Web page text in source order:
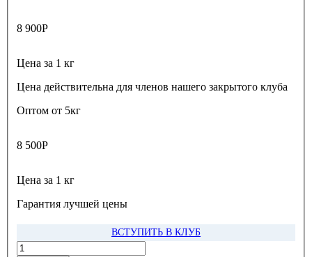
8 900Р
Цена за 1 кг
Цена действительна для членов нашего закрытого клуба
Оптом от 5кг
8 500Р
Цена за 1 кг
Гарантия лучшей цены
ВСТУПИТЬ В КЛУБ